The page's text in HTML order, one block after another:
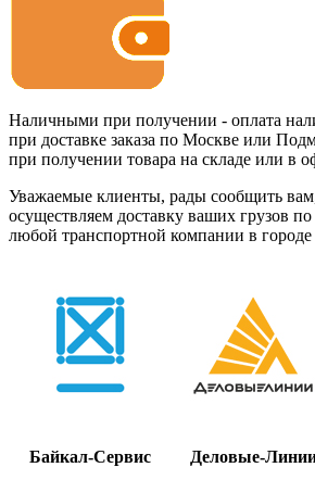
Наличными при получении - оплата
при доставке заказа по Москве или
при получении товара на складе или в
Уважаемые клиенты, рады сообщить
осуществляем доставку ваших грузов
любой транспортной компании в
Байкал-Сервис Деловые-